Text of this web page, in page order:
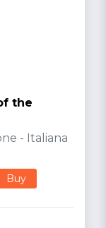
the
- Italiana
Buy